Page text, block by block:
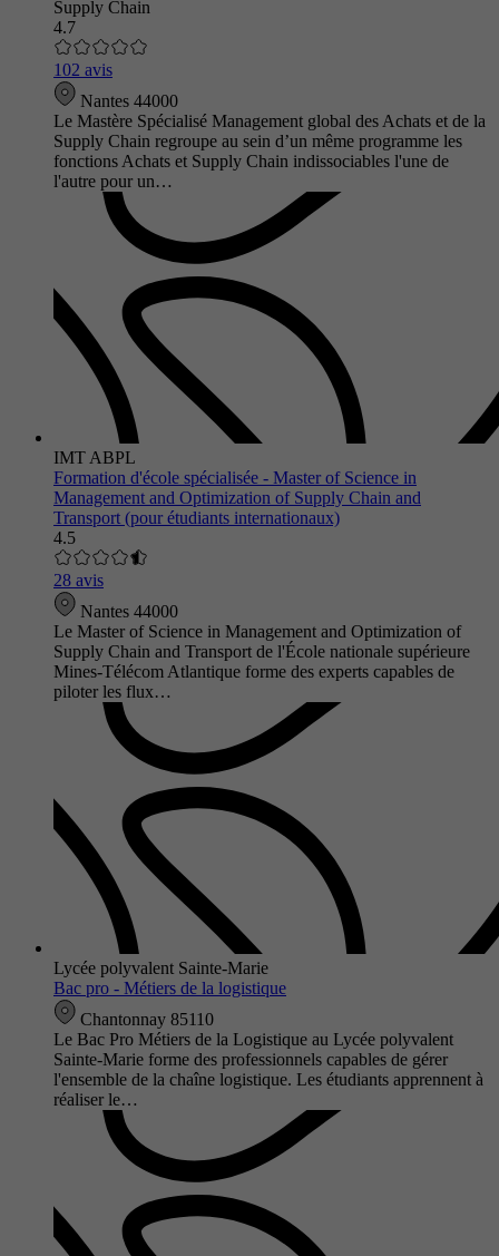
Supply Chain
4.7
102 avis
Nantes 44000
Le Mastère Spécialisé Management global des Achats et de la
Supply Chain regroupe au sein d’un même programme les
fonctions Achats et Supply Chain indissociables l'une de
l'autre pour un…
IMT ABPL
Formation d'école spécialisée - Master of Science in
Management and Optimization of Supply Chain and
Transport (pour étudiants internationaux)
4.5
28 avis
Nantes 44000
Le Master of Science in Management and Optimization of
Supply Chain and Transport de l'École nationale supérieure
Mines-Télécom Atlantique forme des experts capables de
piloter les flux…
Lycée polyvalent Sainte-Marie
Bac pro - Métiers de la logistique
Chantonnay 85110
Le Bac Pro Métiers de la Logistique au Lycée polyvalent
Sainte-Marie forme des professionnels capables de gérer
l'ensemble de la chaîne logistique. Les étudiants apprennent à
réaliser le…